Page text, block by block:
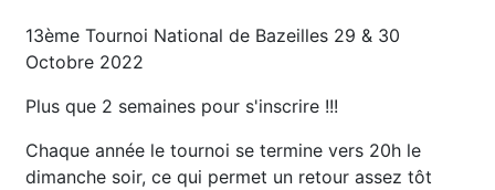
13ème Tournoi National de Bazeilles 29 & 30
Octobre 2022
Plus que 2 semaines pour s'inscrire !!!
Chaque année le tournoi se termine vers 20h le
dimanche soir, ce qui permet un retour assez tôt